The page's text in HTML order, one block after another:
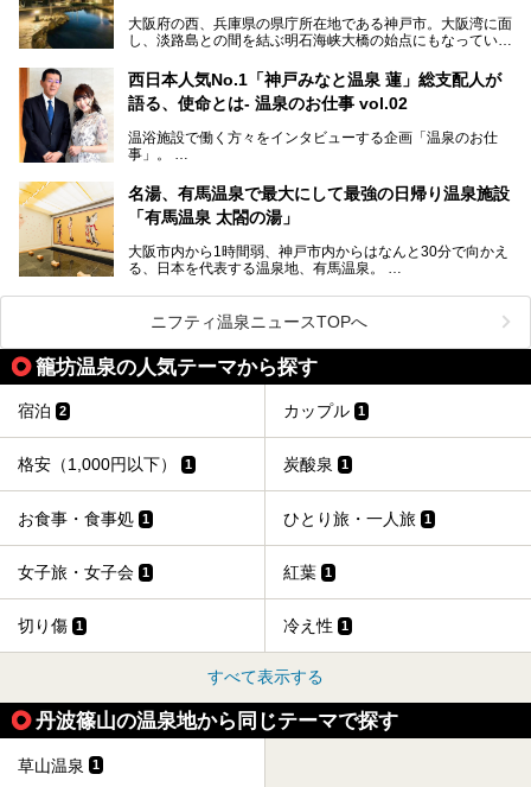
の観光スポットをピックアップ。温泉やご当地グルメなどを
盛り込んだ日帰り観光モデルコースも紹介しているので、ぜ
大阪府の西、兵庫県の県庁所在地である神戸市。大阪湾に面
し、淡路島との間を結ぶ明石海峡大橋の始点にもなっていま
華街をはじめ、きらびやかに発展したハーバーランドなど、
人気観光スポットもめじろ押しです。
そして、温泉好きの視点から見ると、神戸市といえば何とい
湯です。そのお湯をリーズナブルに体験できる健康ランドや
スーパー銭湯があったら……。今回はそんな希望に沿う施設
きます！
西日本人気No.1「神戸みなと温泉 蓮」総支配人が
語る、使命とは- 温泉のお仕事 vol.02
温浴施設で働く方々をインタビューする企画「温泉のお仕
事」。
ング西日本1位、2年連続「ベストオブ宿泊賞」に輝いた
「神戸みなと温泉 蓮」の魅力に迫りました！
名湯、有馬温泉で最大にして最強の日帰り温泉施設
「有馬温泉 太閤の湯」
大阪市内から1時間弱、神戸市内からはなんと30分で向かえ
る、日本を代表する温泉地、有馬温泉。
有名な「金泉」と「銀泉」に加え、人工のの炭酸泉まで楽し
める、ある意味「最強」ともいえる施設です。
今回は自慢のお湯をメインにその魅力の数々を紹介します！
ニフティ温泉ニュースTOPへ
籠坊温泉の人気テーマから探す
宿泊 2 カップル 1
格安（1,000円以下） 1 炭酸泉 1
お食事・食事処 1 ひとり旅・一人旅 1
女子旅・女子会 1 紅葉 1
切り傷 1 冷え性 1
すべて表示する
丹波篠山の温泉地から同じテーマで探す
草山温泉 1